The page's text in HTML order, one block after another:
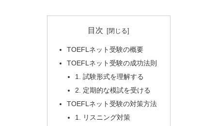
目次
TOEFLネット受験の概要
TOEFLネット受験の成功法則
1. 試験形式を理解する
2. 定期的な模試を受ける
TOEFLネット受験の対策方法
1. リスニング対策